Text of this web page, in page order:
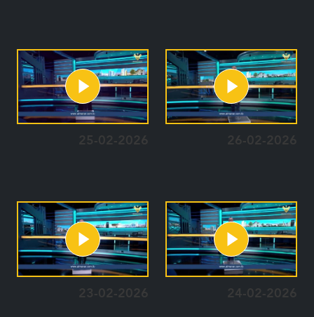
26-02-2026
25-02-2026
24-02-2026
23-02-2026